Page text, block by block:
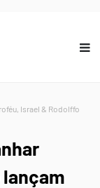
Israel & Rodolffo